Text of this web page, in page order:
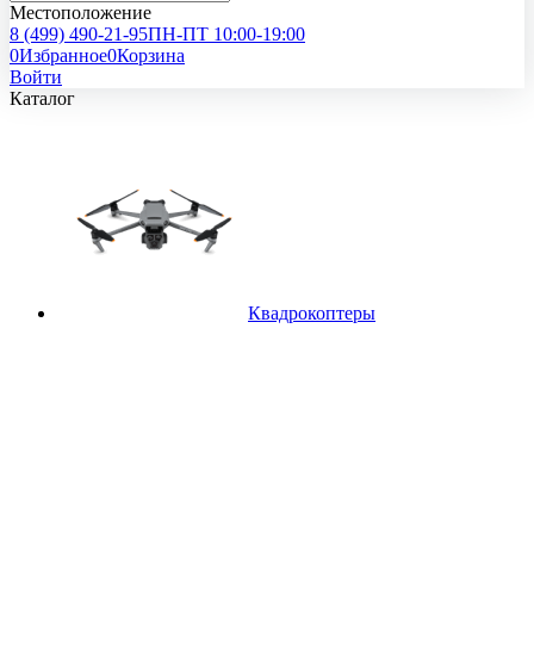
Местоположение
8 (499) 490-21-95ПН-ПТ 10:00-19:00
0Избранное0Корзина
Войти
Каталог
Квадрокоптеры